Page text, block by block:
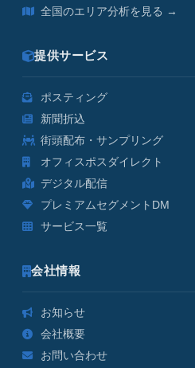
全国のエリア分析を見る →
提供サービス
ポスティング
新聞折込
街頭配布・サンプリング
オフィスポスダイレクト
デジタル配信
プレミアムセグメントDM
サービス一覧
会社情報
お知らせ
会社概要
お問い合わせ